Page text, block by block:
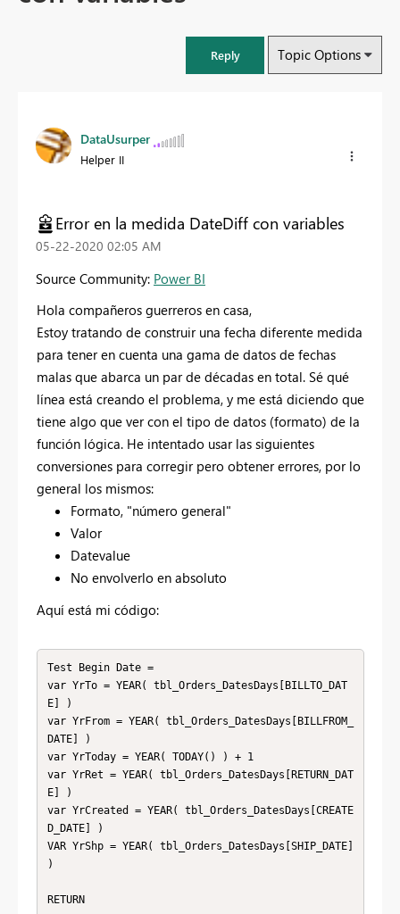
Reply Topic Options
DataUsurper
Helper II
Error en la medida DateDiff con variables
‎05-22-2020 02:05 AM
Source Community: Power BI
Hola compañeros guerreros en casa,
Estoy tratando de construir una fecha diferente medida
para tener en cuenta una gama de datos de fechas
malas que abarca un par de décadas en total. Sé qué
línea está creando el problema, y me está diciendo que
tiene algo que ver con el tipo de datos (formato) de la
función lógica. He intentado usar las siguientes
conversiones para corregir pero obtener errores, por lo
general los mismos:
Formato, "número general"
Valor
Datevalue
No envolverlo en absoluto
Aquí está mi código:
Test Begin Date =
var YrTo = YEAR( tbl_Orders_DatesDays[BILLTO_DAT
E] )
var YrFrom = YEAR( tbl_Orders_DatesDays[BILLFROM_
DATE] )
var YrToday = YEAR( TODAY() ) + 1
var YrRet = YEAR( tbl_Orders_DatesDays[RETURN_DAT
E] )
var YrCreated = YEAR( tbl_Orders_DatesDays[CREATE
D_DATE] )
VAR YrShp = YEAR( tbl_Orders_DatesDays[SHIP_DATE]
)
RETURN